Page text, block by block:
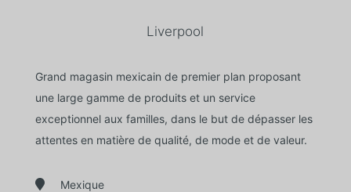
Liverpool
Grand magasin mexicain de premier plan proposant
une large gamme de produits et un service
exceptionnel aux familles, dans le but de dépasser les
attentes en matière de qualité, de mode et de valeur.
 Mexique